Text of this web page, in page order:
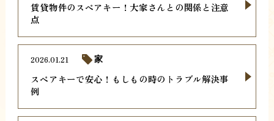
賃貸物件のスペアキー！大家さんとの関係と注意
点
スペアキーで安心！もしもの時のトラブル解決事
例
2026.01.21 家